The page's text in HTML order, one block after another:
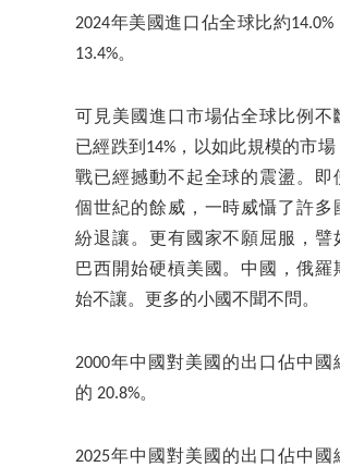
2024年美國進口佔全球比約
13.4%。
可見美國進口市場佔全球比例不
已經跌到14%，以如此規模的市
戰已經撼動不起全球的震盪。即
個世紀的餘威，一時威懾了許多
紛退讓。更有國家不願屈服，譬
巴西開始硬槓美國。中國，俄羅
始不讓。更多的小國不聞不問。
2000年中國對美國的出口佔中國
的 20.8%。
2025年中國對美國的出口佔中國